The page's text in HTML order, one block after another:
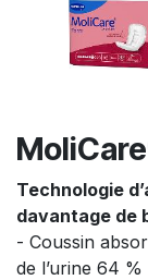
Technologie
davantage de
- Coussin
de l’urine 64